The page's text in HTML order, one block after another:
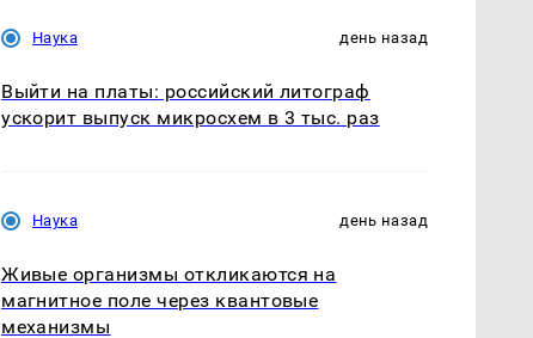
Наука день назад
Выйти на платы: российский литограф
ускорит выпуск микросхем в 3 тыс. раз
Наука день назад
Живые организмы откликаются на
магнитное поле через квантовые
механизмы